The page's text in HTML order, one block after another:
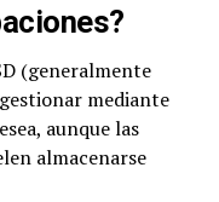
(generalmente
mediante
aunque las
almacenarse